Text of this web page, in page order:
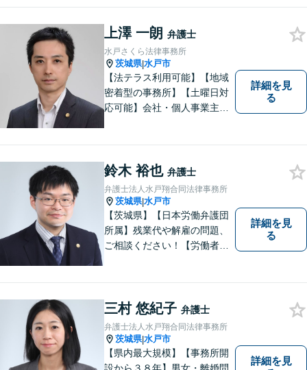
上澤 一朗 弁護士
水戸さくら法律事務所
茨城県|水戸市
【法テラス利用可能】【地域
密着型の事務所】【土曜日対
応可能】会社・個人事業主の
済などに対応しております。
お気軽にご相談ください。
詳細を見
る
鈴木 裕也 弁護士
弁護士法人水戸翔合同法律事務所
茨城県|水戸市
【茨城県】【日本労働弁護団
所属】残業代や解雇の問題、
ご相談ください！【労働者側
詳細を見
る
三村 悠紀子 弁護士
弁護士法人水戸翔合同法律事務所
茨城県|水戸市
【県内最大規模】【事務所開
詳細を見